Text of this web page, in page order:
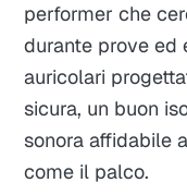
performer che
durante prove ed
auricolari
sicura, un buon
sonora affidabile
come il palco.